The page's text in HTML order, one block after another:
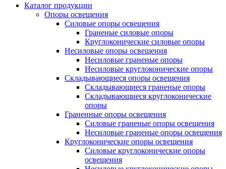
Каталог продукции
Oпоры oсвeщения
Силовые опоры освещения
Граненые силовые опоры
Круглоконические силовые опоры
Несиловые опоры освещения
Несиловые граненые опоры
Несиловые круглоконические опоры
Складывающиеся опоры освещения
Складывающиеся граненые опоры
Складывающиеся круглоконические
опоры
Граненные опоры освещения
Силовые граненые опоры освещения
Несиловые граненые опоры освещения
Круглоконические опоры освещения
Силовые круглоконические опоры
освещения